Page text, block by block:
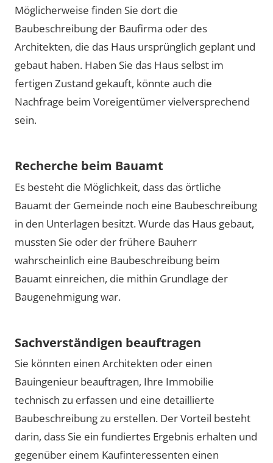
Möglicherweise finden Sie dort die
Baubeschreibung der Baufirma oder des
Architekten, die das Haus ursprünglich geplant und
gebaut haben. Haben Sie das Haus selbst im
fertigen Zustand gekauft, könnte auch die
Nachfrage beim Voreigentümer vielversprechend
sein.
Recherche beim Bauamt
Es besteht die Möglichkeit, dass das örtliche
Bauamt der Gemeinde noch eine Baubeschreibung
in den Unterlagen besitzt. Wurde das Haus gebaut,
mussten Sie oder der frühere Bauherr
wahrscheinlich eine Baubeschreibung beim
Bauamt einreichen, die mithin Grundlage der
Baugenehmigung war.
Sachverständigen beauftragen
Sie könnten einen Architekten oder einen
Bauingenieur beauftragen, Ihre Immobilie
technisch zu erfassen und eine detaillierte
Baubeschreibung zu erstellen. Der Vorteil besteht
darin, dass Sie ein fundiertes Ergebnis erhalten und
gegenüber einem Kaufinteressenten einen